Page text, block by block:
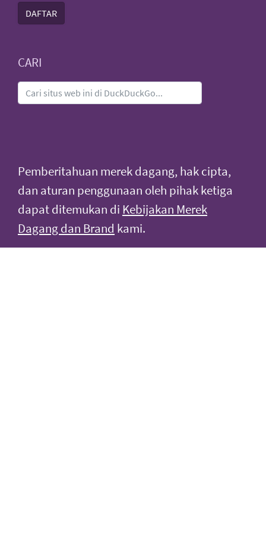
DAFTAR
CARI
Pemberitahuan merek dagang, hak cipta,
dan aturan penggunaan oleh pihak ketiga
dapat ditemukan di Kebijakan Merek
Dagang dan Brand kami.